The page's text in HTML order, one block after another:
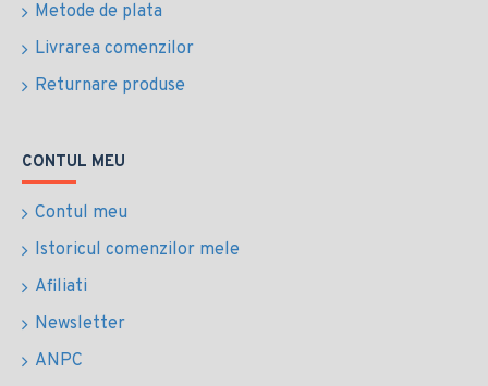
Metode de plata
Livrarea comenzilor
Returnare produse
CONTUL MEU
Contul meu
Istoricul comenzilor mele
Afiliati
Newsletter
ANPC